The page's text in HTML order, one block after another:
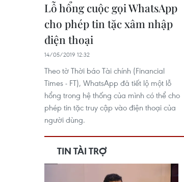
Lỗ hổng cuộc gọi WhatsApp
cho phép tin tặc xâm nhập
điện thoại
14/05/2019 12:32
Theo tờ Thời báo Tài chính (Financial
Times - FT), WhatsApp đã tiết lộ một lỗ
hổng trong hệ thống của mình có thể cho
phép tin tặc truy cập vào điện thoại của
người dùng.